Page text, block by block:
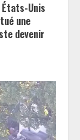
Unis
une
devenir